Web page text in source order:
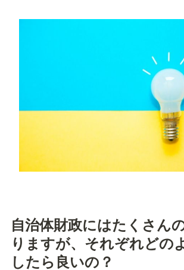
自治体財政にはたくさん
りますが、それぞれどの
したら良いの？